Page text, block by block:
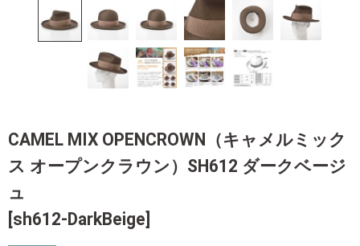
CAMEL MIX OPENCROWN（キャメルミック
ス オープンクラウン）SH612 ダークベージ
ュ
[sh612-DarkBeige]